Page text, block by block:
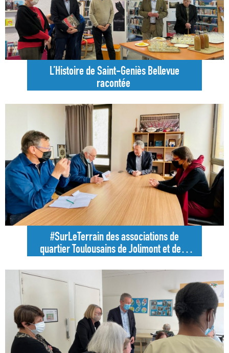
L’Histoire de Saint-Geniès Bellevue
racontée
#SurLeTerrain des associations de
quartier Toulousains de Jolimont et de la